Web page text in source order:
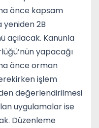
önce kapsam
yeniden 2B
açılacak. Kanunla
yapacağı
önce orman
işlem
değerlendirilmesi
uygulamalar ise
Düzenleme